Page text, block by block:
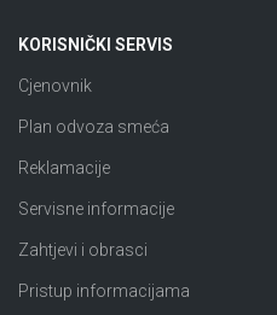
KORISNIČKI SERVIS
Cjenovnik
Plan odvoza smeća
Reklamacije
Servisne informacije
Zahtjevi i obrasci
Pristup informacijama